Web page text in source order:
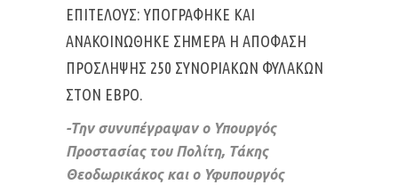
ΕΠΙΤΕΛΟΥΣ: ΥΠΟΓΡΆΦΗΚΕ ΚΑΙ
ΑΝΑΚΟΙΝΏΘΗΚΕ ΣΉΜΕΡΑ Η ΑΠΌΦΑΣΗ
ΠΡΌΣΛΗΨΗΣ 250 ΣΥΝΟΡΙΑΚΏΝ ΦΥΛΆΚΩΝ
ΣΤΟΝ ΈΒΡΟ.
-Την συνυπέγραψαν ο Υπουργός
Προστασίας του Πολίτη, Τάκης
Θεοδωρικάκος και ο Υφυπουργός